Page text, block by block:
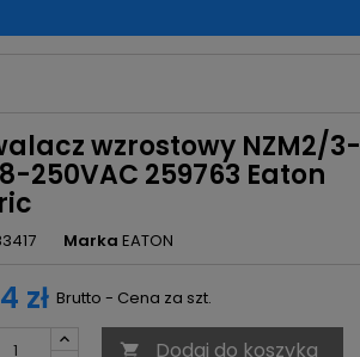
wzrostowy NZM2/3-
250VAC 259763 Eaton
Marka EATON
zł Brutto - Cena za szt.
 Dodaj do koszyka